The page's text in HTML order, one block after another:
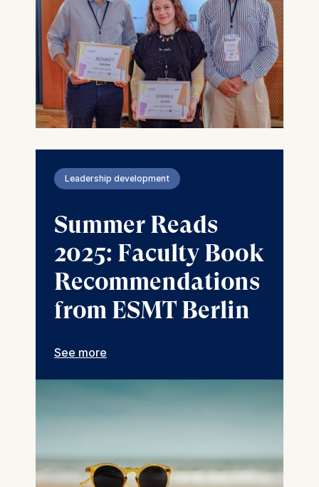
Leadership development
Summer Reads
2025: Faculty Book
Recommendations
from ESMT Berlin
See more